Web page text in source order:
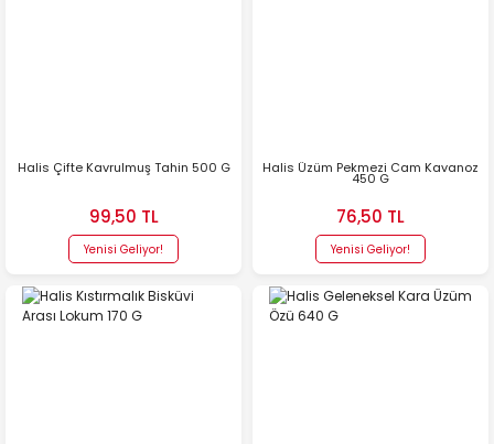
Halis Çifte Kavrulmuş Tahin 500 G
99,50 TL
Yenisi Geliyor!
Halis Üzüm Pekmezi Cam Kavanoz
450 G
76,50 TL
Yenisi Geliyor!